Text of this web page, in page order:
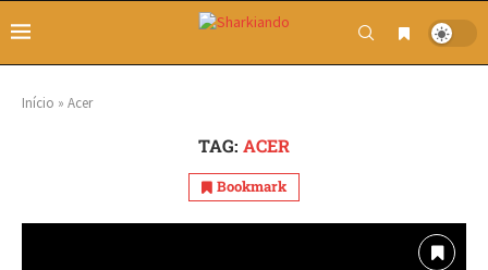
Início » Acer
TAG: ACER
Bookmark